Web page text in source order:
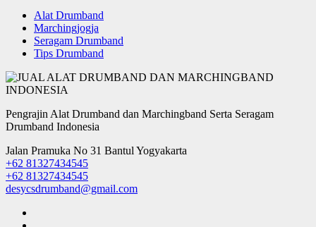
Alat Drumband
Marchingjogja
Seragam Drumband
Tips Drumband
Pengrajin Alat Drumband dan Marchingband Serta Seragam
Drumband Indonesia
Jalan Pramuka No 31 Bantul Yogyakarta
+62 81327434545
+62 81327434545
desycsdrumband@gmail.com